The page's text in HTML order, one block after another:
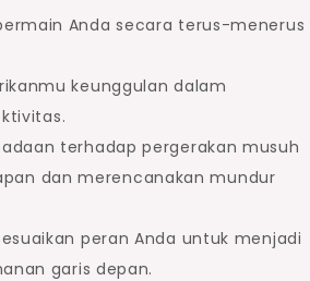
Anda secara terus-menerus
keunggulan dalam
terhadap pergerakan musuh
dan merencanakan mundur
peran Anda untuk menjadi
garis depan.